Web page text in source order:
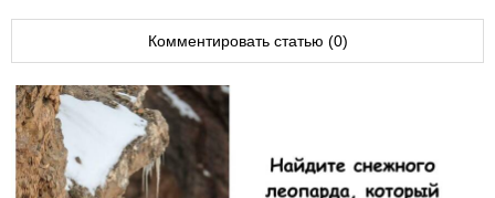
Комментировать статью (0)